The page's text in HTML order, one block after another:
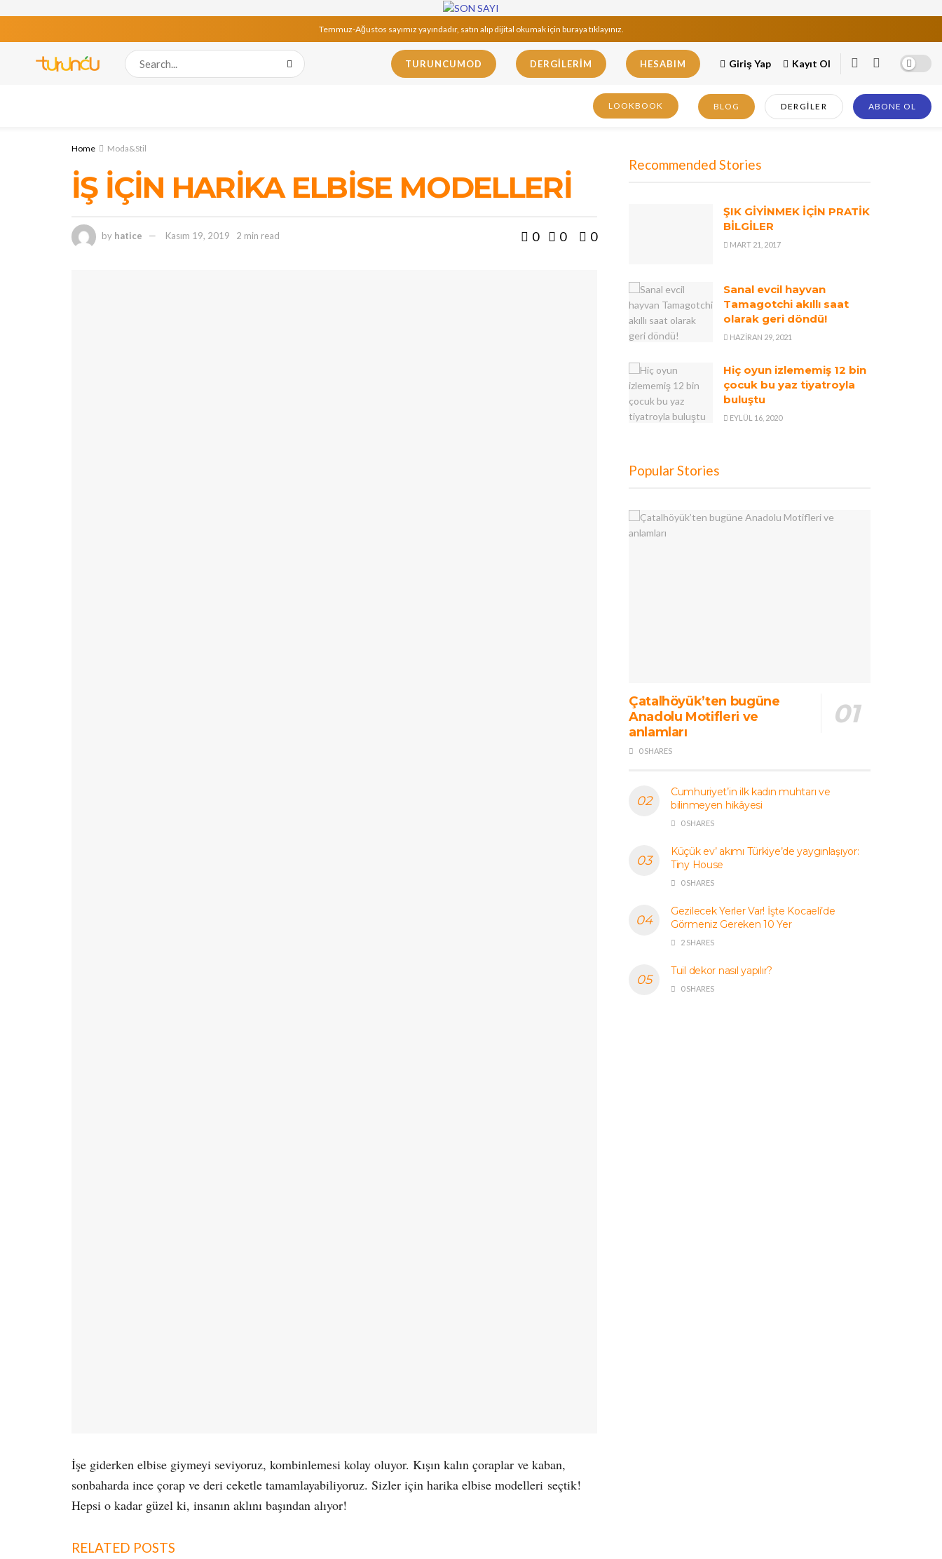
Temmuz-Ağustos sayımız yayındadır, satın alıp dijital okumak için buraya tıklayınız.
TURUNCUMOD DERGILERIM HESABIM Giriş Yap Kayıt Ol
LOOKBOOK BLOG DERGILER ABONE OL
Home Moda&Stil
İŞ İÇİN HARİKA ELBİSE MODELLERİ
by hatice Kasım 19, 2019 2 min read 0 0 0
İşe giderken elbise giymeyi seviyoruz, kombinlemesi kolay oluyor. Kışın kalın çoraplar ve kaban,
sonbaharda ince çorap ve deri ceketle tamamlayabiliyoruz. Sizler için harika elbise modelleri seçtik!
Hepsi o kadar güzel ki, insanın aklını başından alıyor!
RELATED POSTS
Recommended Stories
ŞIK GİYİNMEK İÇİN PRATİK
BİLGİLER
MART 21, 2017
Sanal evcil hayvan
Tamagotchi akıllı saat
olarak geri döndü!
HAZIRAN 29, 2021
Hiç oyun izlememiş 12 bin
çocuk bu yaz tiyatroyla
buluştu
EYLÜL 16, 2020
Popular Stories
Çatalhöyük’ten bugüne
Anadolu Motifleri ve
anlamları
0 SHARES
Cumhuriyet’in ilk kadın muhtarı ve
bilinmeyen hikâyesi
0 SHARES
Küçük ev’ akımı Türkiye’de yaygınlaşıyor:
Tiny House
0 SHARES
Gezilecek Yerler Var! İşte Kocaeli’de
Görmeniz Gereken 10 Yer
2 SHARES
Tuil dekor nasıl yapılır?
0 SHARES